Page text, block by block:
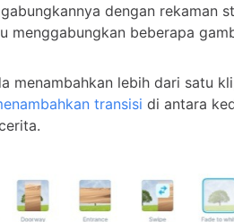
dengan rekaman
menggabungkan beberapa
menambahkan lebih dari satu
transisi di antara